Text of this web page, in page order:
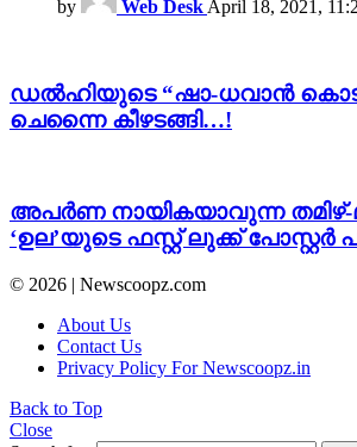
by Web Desk April 18, 2021,
ഡൽഹിയുടെ “ഷാ-ധവാൻ
ചെന്നൈ കീഴടങ്ങി…!
അപർണ നായികയാവുന്ന തമിഴ്-
‘ഉല’യുടെ ഫസ്റ്റ് ലുക്ക്
© 2026 | Newscoopz.com
About Us
Contact Us
Privacy Policy For Newscoopz.in
Back to Top
Close